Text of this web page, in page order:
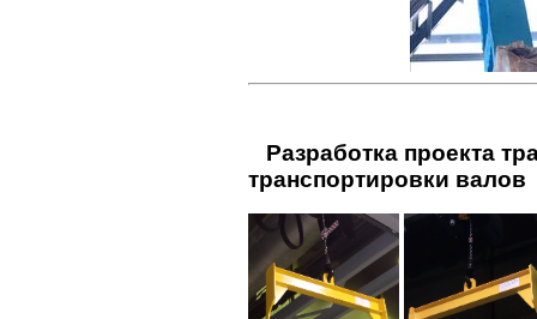
Разработка проекта
транспортировки валов